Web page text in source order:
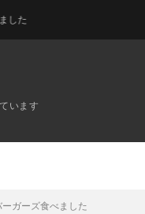
います
ガーズ食べました